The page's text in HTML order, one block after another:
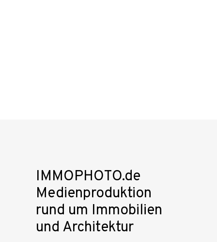
IMMOPHOTO.de
Medienproduktion
rund um Immobilien
und Architektur